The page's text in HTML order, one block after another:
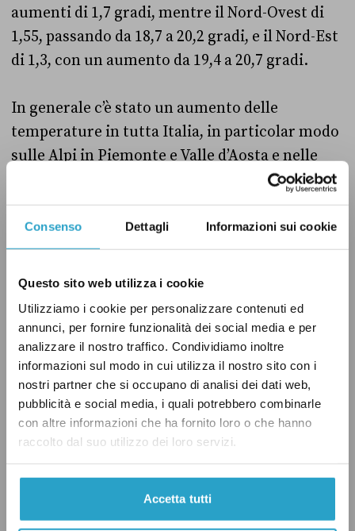
Consenso Dettagli Informazioni sui cookie
Questo sito web utilizza i cookie
Utilizziamo i cookie per personalizzare contenuti ed
annunci, per fornire funzionalità dei social media e per
analizzare il nostro traffico. Condividiamo inoltre
informazioni sul modo in cui utilizza il nostro sito con i
nostri partner che si occupano di analisi dei dati web,
pubblicità e social media, i quali potrebbero combinarle
con altre informazioni che ha fornito loro o che hanno
raccolto dal suo utilizzo dei loro servizi.
Accetta tutti
aumenti di 1,7 gradi, mentre il Nord-Ovest di
1,55, passando da 18,7 a 20,2 gradi, e il Nord-Est
di 1,3, con un aumento da 19,4 a 20,7 gradi.
In generale c’è stato un aumento delle
temperature in tutta Italia, in particolar modo
sulle Alpi in Piemonte e Valle d’Aosta e nelle
regioni tirreniche, oltre che al Sud. Tra le
grandi città, Napoli ha registrato un aumento
di 1,8 gradi, Roma di 1,9, Torino di 1,7 e Milano
di 1,4.